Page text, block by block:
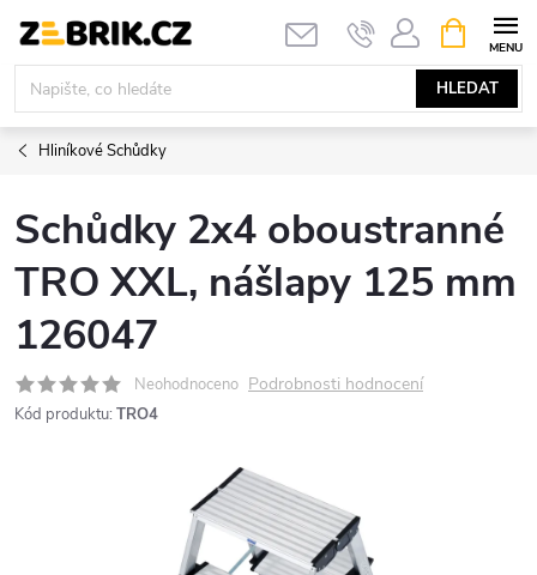
obsah
HLEDAT
NÁKUPNÍ
KOŠÍK
Hliníkové Schůdky
Schůdky 2x4 oboustranné
TRO XXL, nášlapy 125 mm
126047
Neohodnoceno Podrobnosti hodnocení
Kód produktu: TRO4